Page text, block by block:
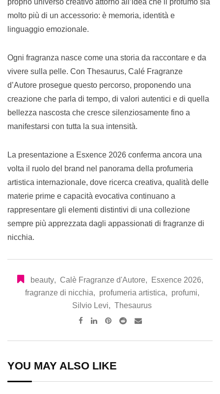
proprio universo creativo attorno all’idea che il profumo sia
molto più di un accessorio: è memoria, identità e
linguaggio emozionale.
Ogni fragranza nasce come una storia da raccontare e da
vivere sulla pelle. Con Thesaurus, Calé Fragranze
d’Autore prosegue questo percorso, proponendo una
creazione che parla di tempo, di valori autentici e di quella
bellezza nascosta che cresce silenziosamente fino a
manifestarsi con tutta la sua intensità.
La presentazione a Esxence 2026 conferma ancora una
volta il ruolo del brand nel panorama della profumeria
artistica internazionale, dove ricerca creativa, qualità delle
materie prime e capacità evocativa continuano a
rappresentare gli elementi distintivi di una collezione
sempre più apprezzata dagli appassionati di fragranze di
nicchia.
beauty, Calè Fragranze d'Autore, Esxence 2026,
fragranze di nicchia, profumeria artistica, profumi,
Silvio Levi, Thesaurus
Pinterest
RedditShare
YOU MAY ALSO LIKE